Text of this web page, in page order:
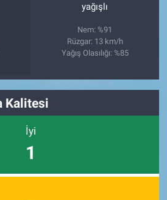
yağışlı
Nem: %91
Rüzgar: 13 km/h
Yağış Olasılığı: %85
Kalitesi
İyi
1